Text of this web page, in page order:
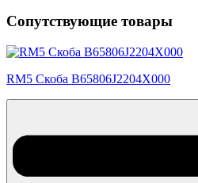
Сопутствующие товары
RM5 Скоба B65806J2204X000